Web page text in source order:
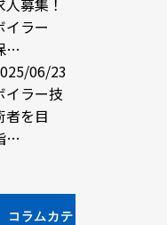
イラー
…
06/23
イラー技
者を目
…
コラムカテ